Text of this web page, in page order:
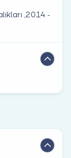
,2014 -